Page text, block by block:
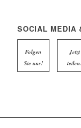
SOCIAL MEDIA
Folgen
Sie uns!
Jetzt